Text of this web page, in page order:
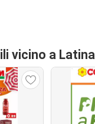
vicino a Latina